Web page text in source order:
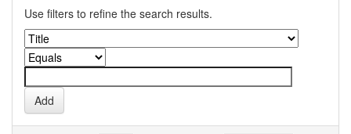
Use filters to refine the search results.